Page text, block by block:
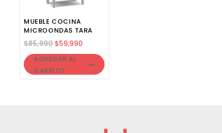
MUEBLE COCINA
MICROONDAS TARA
$85,990 $59,990
AGREGAR AL
CARRITO